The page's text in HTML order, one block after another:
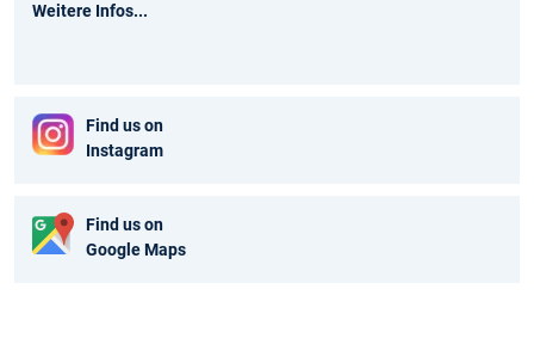
Weitere Infos...
Find us on
Instagram
Find us on
Google Maps